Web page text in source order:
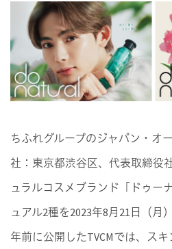
ちふれグループのジャパン・オ
社：東京都渋谷区、代表取締役
ュラルコスメブランド「ドゥー
ュアル2種を2023年8月21日（月
年前に公開したTVCMでは、ス